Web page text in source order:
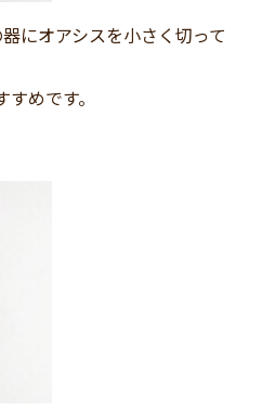
にオアシスを小さく切って
めです。